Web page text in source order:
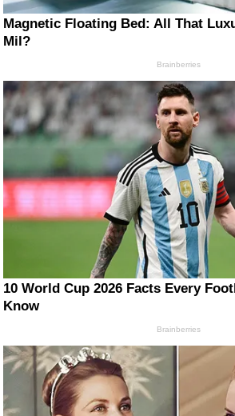
Magnetic Floating Bed: All That
Mil?
Brainberries
10 World Cup 2026 Facts Every
Know
Brainberries